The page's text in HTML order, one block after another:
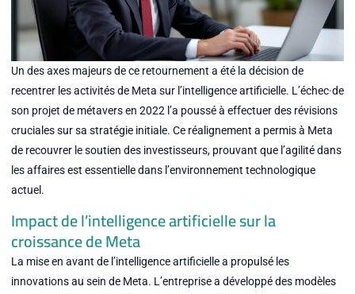
Un des axes majeurs de ce retournement a été la décision de
recentrer les activités de Meta sur l’intelligence artificielle. L’échec·de
son projet de métavers en 2022 l’a poussé à effectuer des révisions
cruciales sur sa stratégie initiale. Ce réalignement a permis à Meta
de recouvrer le soutien des investisseurs, prouvant que l’agilité dans
les affaires est essentielle dans l’environnement technologique
actuel.
Impact de l’intelligence artificielle sur la
croissance de Meta
La mise en avant de l’intelligence artificielle a propulsé les
innovations au sein de Meta. L’entreprise a développé des modèles